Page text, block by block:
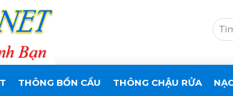
THÔNG BỒN CẦU THÔNG CHẬU RỬA